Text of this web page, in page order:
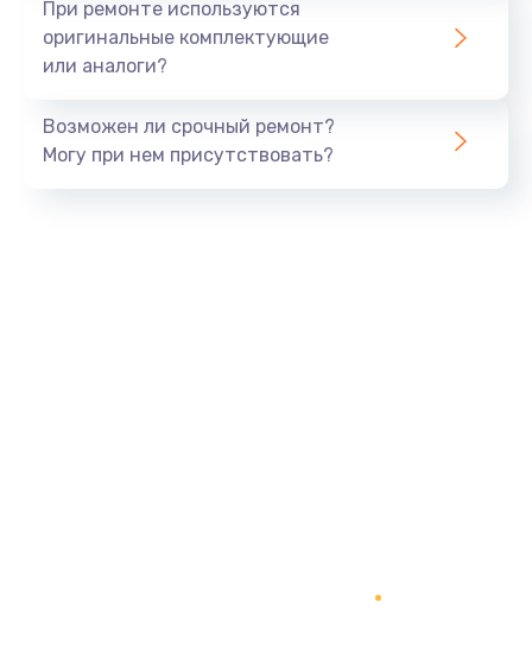
При ремонте используются
оригинальные комплектующие
или аналоги?
Возможен ли срочный ремонт?
Могу при нем присутствовать?